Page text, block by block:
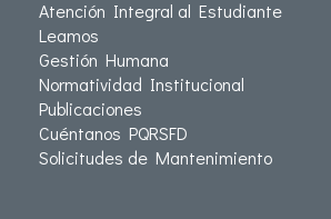
Atención Integral al Estudiante
Leamos
Gestión Humana
Normatividad Institucional
Publicaciones
Cuéntanos PQRSFD
Solicitudes de Mantenimiento